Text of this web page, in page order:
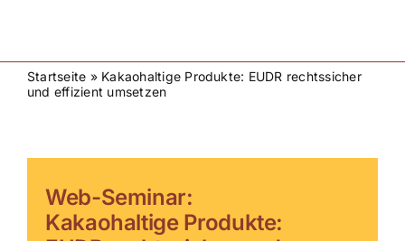
Über ZDS
ZDS Akademie
ZDS Netzwerk
Startseite » Kakaohaltige Produkte: EUDR rechtssicher
und effizient umsetzen
Web-Seminar:
Kakaohaltige Produkte: